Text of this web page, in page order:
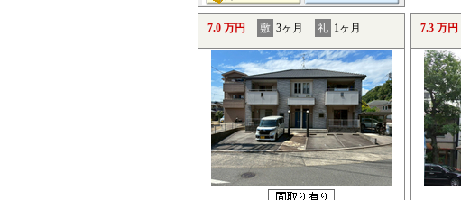
7.0 万円 敷 3ヶ月 礼 1ヶ月 7.3 万円